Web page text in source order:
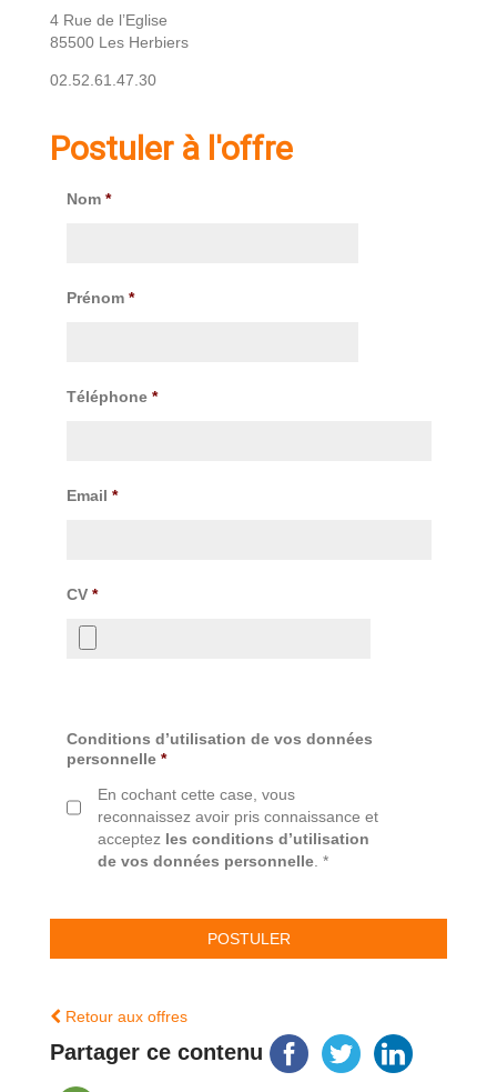
4 Rue de l’Eglise
85500 Les Herbiers
02.52.61.47.30
Postuler à l'offre
Nom *
Prénom *
Téléphone *
Email *
CV *
Conditions d’utilisation de vos données
personnelle *
En cochant cette case, vous
reconnaissez avoir pris connaissance et
acceptez les conditions d’utilisation
de vos données personnelle . *
Retour aux offres
Partager ce contenu